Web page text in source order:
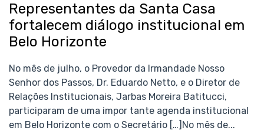
Representantes da Santa Casa
fortalecem diálogo institucional em
Belo Horizonte
No mês de julho, o Provedor da Irmandade Nosso
Senhor dos Passos, Dr. Eduardo Netto, e o Diretor de
Relações Institucionais, Jarbas Moreira Batitucci,
participaram de uma impor tante agenda institucional
em Belo Horizonte com o Secretário […]No mês de...